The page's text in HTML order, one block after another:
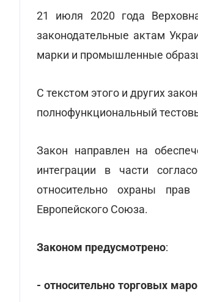
21 июля 2020 года
законодательные актам
марки и промышленные
С текстом этого и других
полнофункциональный
Закон направлен на
интеграции в части
относительно охраны
Европейского Союза.
Законом предусмотрено:
- относительно торговых